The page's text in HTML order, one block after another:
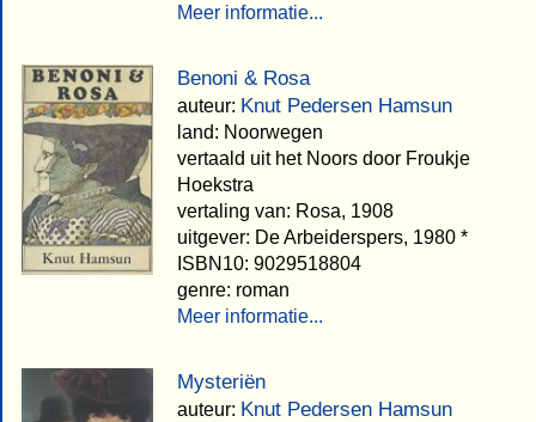
Meer informatie...
Benoni & Rosa
auteur: Knut Pedersen Hamsun
land: Noorwegen
vertaald uit het Noors door Froukje
Hoekstra
vertaling van: Rosa, 1908
uitgever: De Arbeiderspers, 1980 *
ISBN10: 9029518804
genre: roman
Meer informatie...
Mysteriën
auteur: Knut Pedersen Hamsun